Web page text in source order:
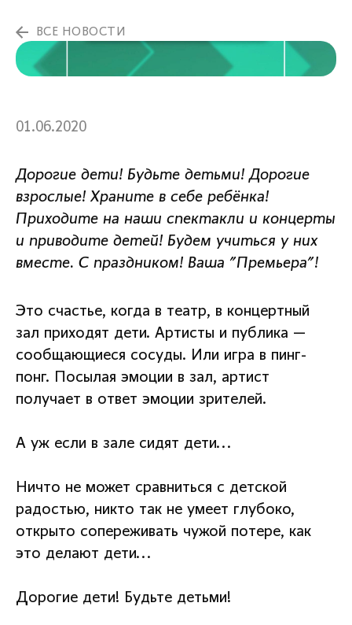
ВСЕ НОВОСТИ
01.06.2020
Дорогие дети! Будьте детьми! Дорогие
взрослые! Храните в себе ребёнка!
Приходите на наши спектакли и концерты
и приводите детей! Будем учиться у них
вместе. С праздником! Ваша "Премьера"!
Это счастье, когда в театр, в концертный
зал приходят дети. Артисты и публика —
сообщающиеся сосуды. Или игра в пинг-
понг. Посылая эмоции в зал, артист
получает в ответ эмоции зрителей.
А уж если в зале сидят дети...
Ничто не может сравниться с детской
радостью, никто так не умеет глубоко,
открыто сопереживать чужой потере, как
это делают дети...
Дорогие дети! Будьте детьми!